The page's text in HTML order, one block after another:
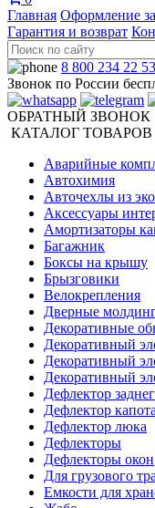
Главная Оформление
Гарантия и возврат
8 800 234 22 53
Звонок по России
ОБРАТНЫЙ ЗВОНОК
КАТАЛОГ ТОВАРОВ
Аварийные
Автохимия
Авточехлы из
Аксессуары
Амортизаторы
Багажник
Боксы на крышу
Брызговики
Велокрепления
Дверные
Декоративные
Декоративный
Декоративный
Декоративный
Дефлектор
Дефлектор капота
Дефлектор люка
Дефлекторы
Дефлекторы окон
Для грузового
Емкости для